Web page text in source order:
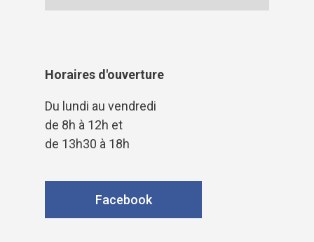
Horaires d'ouverture
Du lundi au vendredi
de 8h à 12h et
de 13h30 à 18h
Facebook